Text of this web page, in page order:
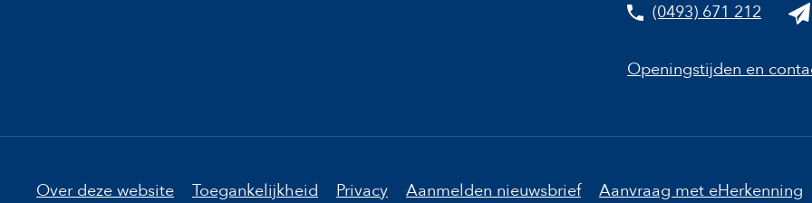
(0493) 671 212
Openingstijden en
Over deze website Toegankelijkheid Privacy Aanmelden nieuwsbrief Aanvraag met eHerkenning